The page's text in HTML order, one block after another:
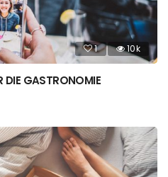
1 10k
DIE GASTRONOMIE